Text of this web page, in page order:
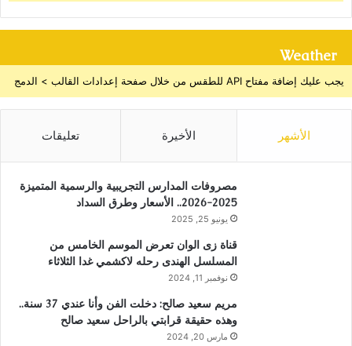
Weather
يجب عليك إضافة مفتاح API للطقس من خلال صفحة إعدادات القالب > الدمج
الأشهر الأخيرة تعليقات
مصروفات المدارس التجريبية والرسمية المتميزة
2025-2026.. الأسعار وطرق السداد
يونيو 25, 2025
قناة زى الوان تعرض الموسم الخامس من
المسلسل الهندى رحله لاكشمي غدا الثلاثاء
نوفمبر 11, 2024
مريم سعيد صالح: دخلت الفن وأنا عندي 37 سنة..
وهذه حقيقة قرابتي بالراحل سعيد صالح
مارس 20, 2024